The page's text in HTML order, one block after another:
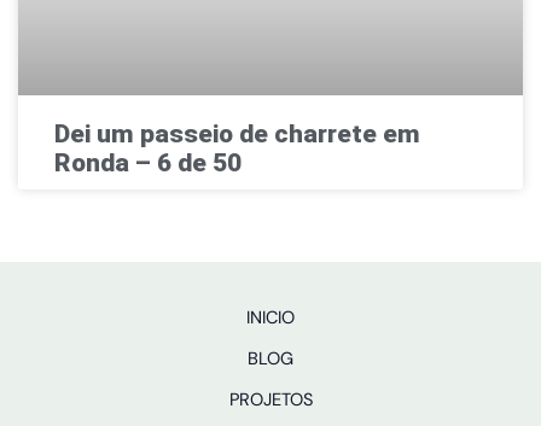
Dei um passeio de charrete em
Ronda – 6 de 50
INICIO
BLOG
PROJETOS